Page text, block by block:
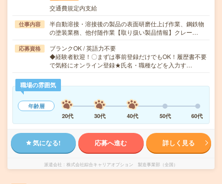
交通費規定内支給
仕事内容
半自動溶接・溶接後の製品の表面研磨仕上げ作業、鋼鉄物
の塗装業務、他付随作業【取り扱い製品情報】クレー…
応募資格
ブランクOK / 英語力不要
◆経験者歓迎！〇まずは事前登録だけでもOK！履歴書不要
で気軽にオンライン登録★氏名・職種などを入力す…
職場の雰囲気
年齢層
20代
30代 40代 50代 60代
気になる! 応募へ進む 詳しく見る
派遣会社 株式会社綜合キャリアオプション 製造事業部（全国）